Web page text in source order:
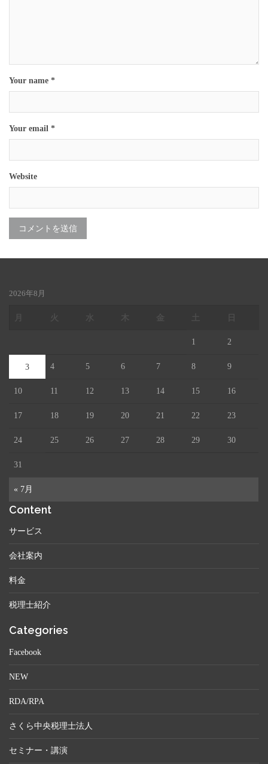
Your name *
Your email *
Website
2026年8月
« 7月
1 2
3 4 5 6 7 8 9
10 11 12 13 14 15 16
17 18 19 20 21 22 23
24 25 26 27 28 29 30
31
Content
サービス
会社案内
料金
税理士紹介
Categories
Facebook
NEW
RDA/RPA
さくら中央税理士法人
セミナー・講演